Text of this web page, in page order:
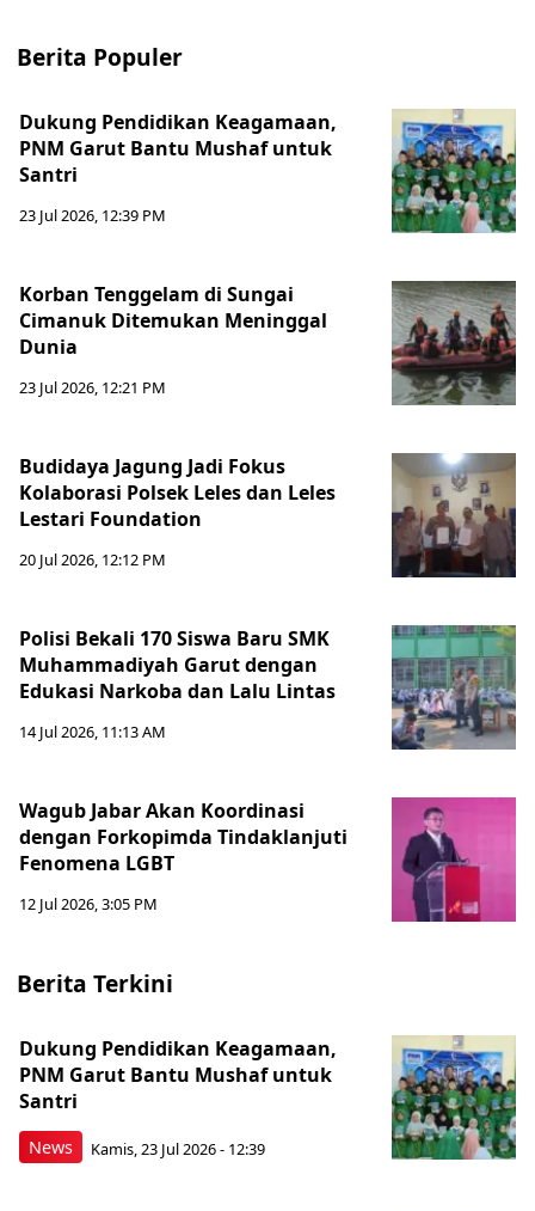
Berita Populer
Dukung Pendidikan Keagamaan,
PNM Garut Bantu Mushaf untuk
Santri
23 Jul 2026, 12:39 PM
Korban Tenggelam di Sungai
Cimanuk Ditemukan Meninggal
Dunia
23 Jul 2026, 12:21 PM
Budidaya Jagung Jadi Fokus
Kolaborasi Polsek Leles dan Leles
Lestari Foundation
20 Jul 2026, 12:12 PM
Polisi Bekali 170 Siswa Baru SMK
Muhammadiyah Garut dengan
Edukasi Narkoba dan Lalu Lintas
14 Jul 2026, 11:13 AM
Wagub Jabar Akan Koordinasi
dengan Forkopimda Tindaklanjuti
Fenomena LGBT
12 Jul 2026, 3:05 PM
Berita Terkini
News
Dukung Pendidikan Keagamaan,
PNM Garut Bantu Mushaf untuk
Santri
Kamis, 23 Jul 2026 - 12:39